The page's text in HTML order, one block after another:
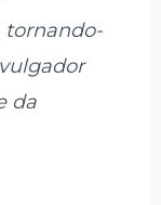
tornando-
da